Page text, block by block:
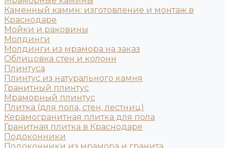
Каменный камин: изготовление и монтаж в
Краснодаре
Мойки и раковины
Молдинги
Молдинги из мрамора на заказ
Облицовка стен и колонн
Плинтуса
Плинтус из натурального камня
Гранитный плинтус
Мраморный плинтус
Плитка (для пола, стен, лестниц)
Керамогранитная плитка для пола
Гранитная плитка в Краснодаре
Подоконники